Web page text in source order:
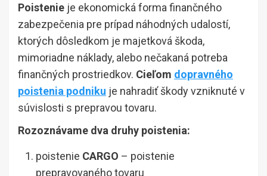
Poistenie je ekonomická forma finančného
zabezpečenia pre prípad náhodných udalostí,
ktorých dôsledkom je majetková škoda,
mimoriadne náklady, alebo nečakaná potreba
finančných prostriedkov. Cieľom dopravného
poistenia podniku je nahradiť škody vzniknuté v
súvislosti s prepravou tovaru.
Rozoznávame dva druhy poistenia:
poistenie CARGO – poistenie
prepravovaného tovaru